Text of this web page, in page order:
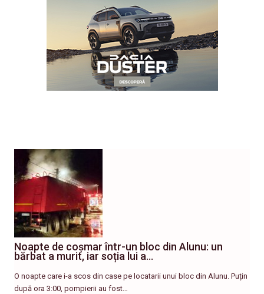
Noapte de coșmar într-un bloc din Alunu: un
bărbat a murit, iar soția lui a…
O noapte care i-a scos din case pe locatarii unui bloc din Alunu. Puțin
după ora 3:00, pompierii au fost…